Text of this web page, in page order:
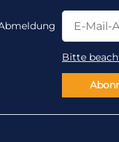
Newsletter
Bitte